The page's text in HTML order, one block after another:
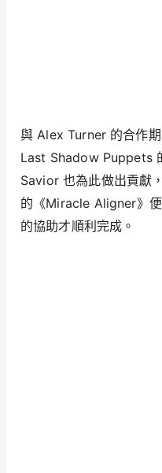
與 Alex Turner 的合作
Last Shadow Puppets
Savior 也為此做出貢獻
的《Miracle Aligner》
的協助才順利完成。